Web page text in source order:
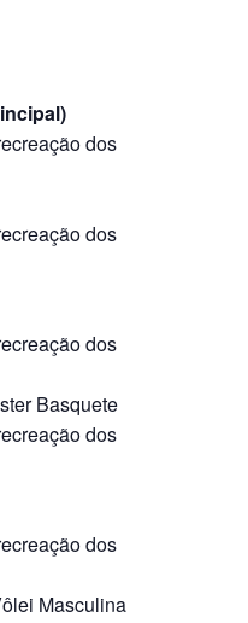
dos
dos
dos
Basquete
dos
dos
Masculina